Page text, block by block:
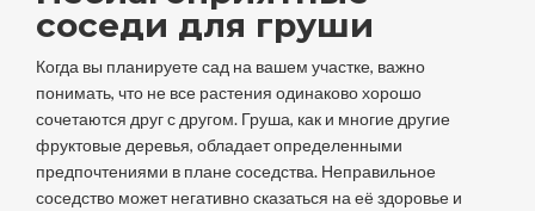
соседи для груши
Когда вы планируете сад на вашем участке, важно
понимать, что не все растения одинаково хорошо
сочетаются друг с другом. Груша, как и многие другие
фруктовые деревья, обладает определенными
предпочтениями в плане соседства. Неправильное
соседство может негативно сказаться на её здоровье и